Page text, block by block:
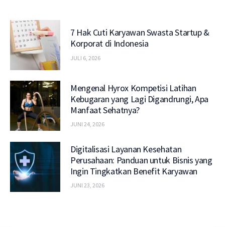
7 Hak Cuti Karyawan Swasta Startup &
Korporat di Indonesia
JULI 6, 2026
Mengenal Hyrox Kompetisi Latihan
Kebugaran yang Lagi Digandrungi, Apa
Manfaat Sehatnya?
JUNI 24, 2026
Digitalisasi Layanan Kesehatan
Perusahaan: Panduan untuk Bisnis yang
Ingin Tingkatkan Benefit Karyawan
JUNI 23, 2026